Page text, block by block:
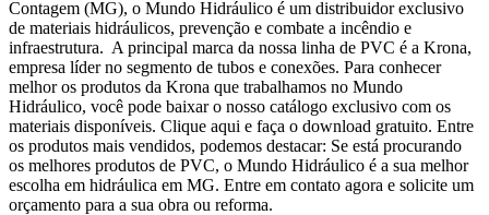
Contagem (MG), o Mundo Hidráulico é um distribuidor exclusivo
de materiais hidráulicos, prevenção e combate a incêndio e
infraestrutura. A principal marca da nossa linha de PVC é a Krona,
empresa líder no segmento de tubos e conexões. Para conhecer
melhor os produtos da Krona que trabalhamos no Mundo
Hidráulico, você pode baixar o nosso catálogo exclusivo com os
materiais disponíveis. Clique aqui e faça o download gratuito. Entre
os produtos mais vendidos, podemos destacar: Se está procurando
os melhores produtos de PVC, o Mundo Hidráulico é a sua melhor
escolha em hidráulica em MG. Entre em contato agora e solicite um
orçamento para a sua obra ou reforma.